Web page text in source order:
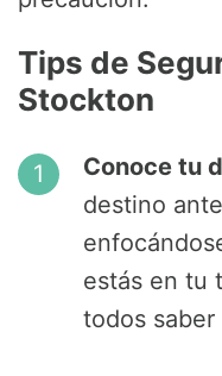
Tips de
Stockton
Conoce tu
destino
estás en tu
todos